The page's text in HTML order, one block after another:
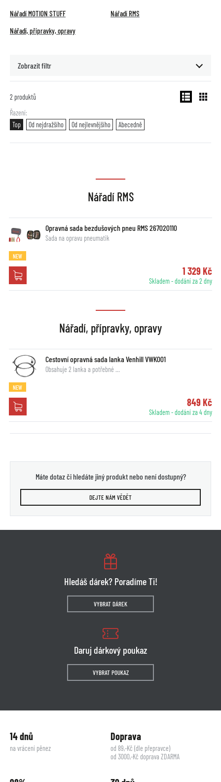
Nářadí MOTION STUFF
Nářadí RMS
Nářadí, přípravky, opravy
Zobrazit filtr
2 produktů
Řazení
Top
Od nejdražšího Od nejlevnějšího Abecedně
Nářadí RMS
Opravná sada bezdušových pneu RMS 267020110
Sada na opravu pneumatik
NEW
1 329 Kč
Skladem - dodání za 2 dny
Nářadí, přípravky, opravy
Cestovní opravná sada lanka Venhill VWK001
Obsahuje 2 lanka a potřebné …
NEW
849 Kč
Skladem - dodání za 4 dny
Máte dotaz či hledáte jiný produkt nebo není dostupný?
DEJTE NÁM VĚDĚT
Hledáš dárek? Poradíme Ti!
VYBRAT DÁREK
Daruj dárkový poukaz
VYBRAT POUKAZ
14 dnů
na vrácení pěnez
Doprava
od 89,-Kč (dle přepravce)
od 3000,-Kč doprava ZDARMA